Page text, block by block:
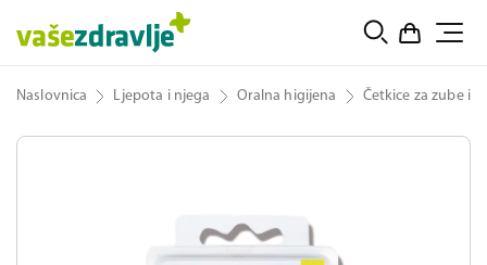
Naslovnica Ljepota i njega Oralna higijena Četkice za zube i